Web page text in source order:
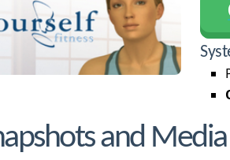
and Media